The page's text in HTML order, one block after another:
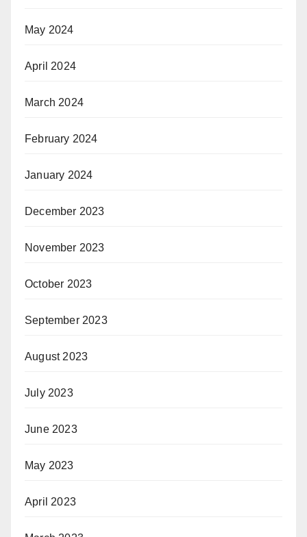
May 2024
April 2024
March 2024
February 2024
January 2024
December 2023
November 2023
October 2023
September 2023
August 2023
July 2023
June 2023
May 2023
April 2023